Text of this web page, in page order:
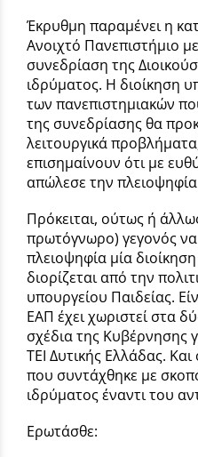
Έκρυθμη παραμένει η
Ανοιχτό Πανεπιστήμιο
συνεδρίαση της
ιδρύματος. Η διοίκηση
των πανεπιστημιακών
της συνεδρίασης θα
λειτουργικά
επισημαίνουν ότι με
απώλεσε την
Πρόκειται, ούτως ή
πρωτόγνωρο) γεγονός να
πλειοψηφία μία
διορίζεται από την
υπουργείου Παιδείας.
ΕΑΠ έχει χωριστεί στα
σχέδια της Κυβέρνησης
ΤΕΙ Δυτικής Ελλάδας.
που συντάχθηκε με
ιδρύματος έναντι του
Ερωτάσθε: